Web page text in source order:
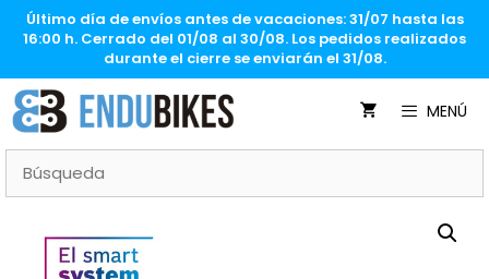
SaltarÚltimo día de envíos antes de vacaciones: 31/07 hasta las
16:00 h. Cerrado del 01/08 al 30/08. Los pedidos realizados
durante el cierre se enviarán el 31/08.
MENÚ